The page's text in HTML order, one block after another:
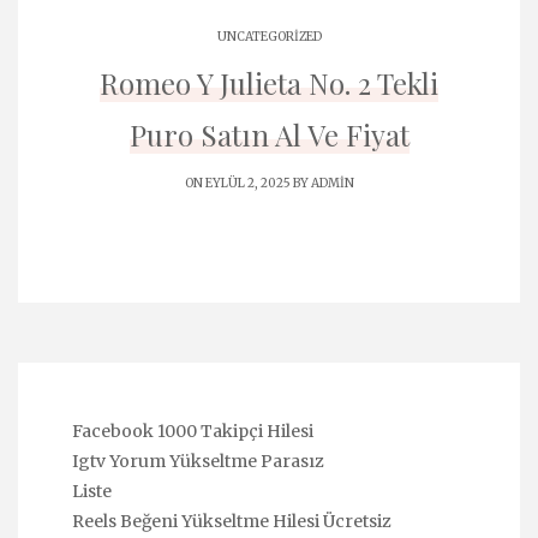
UNCATEGORIZED
Romeo Y Julieta No. 2 Tekli
Puro Satın Al Ve Fiyat
ON EYLÜL 2, 2025 BYADMIN
Facebook 1000 Takipçi Hilesi
Igtv Yorum Yükseltme Parasız
Liste
Reels Beğeni Yükseltme Hilesi Ücretsiz